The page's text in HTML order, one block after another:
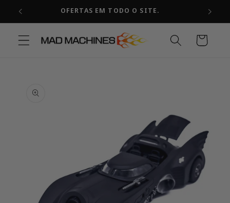
para o
conteúdo
FRETE GRÁTIS!
Carrinho
informações